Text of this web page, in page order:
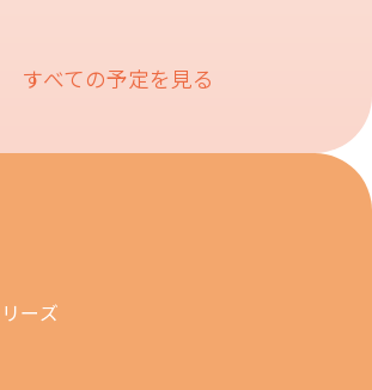
すべての予定を見る
ーズ